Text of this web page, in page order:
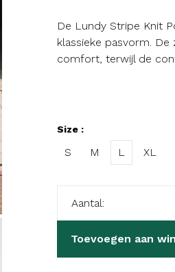
De Lundy Stripe Knit
klassieke pasvorm.
comfort, terwijl de
Size :
S M L XL
Aantal:
Toevoegen aan